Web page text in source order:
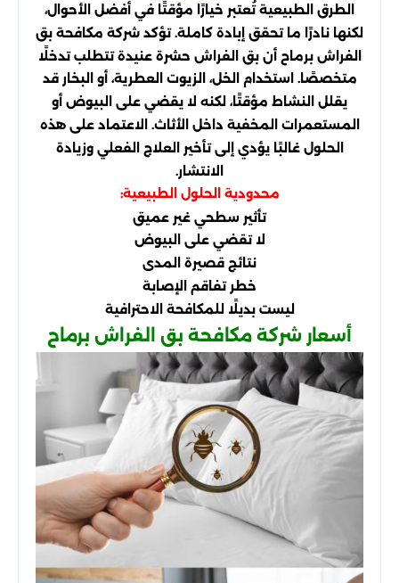
الطرق الطبيعية تُعتبر خيارًا مؤقتًا في أفضل الأحوال،
لكنها نادرًا ما تحقق إبادة كاملة. تؤكد شركة مكافحة بق
الفراش برماح أن بق الفراش حشرة عنيدة تتطلب تدخلًا
متخصصًا. استخدام الخل، الزيوت العطرية، أو البخار قد
يقلل النشاط مؤقتًا، لكنه لا يقضي على البيوض أو
المستعمرات المخفية داخل الأثاث. الاعتماد على هذه
الحلول غالبًا يؤدي إلى تأخير العلاج الفعلي وزيادة
الانتشار.
محدودية الحلول الطبيعية:
تأثير سطحي غير عميق
لا تقضي على البيوض
نتائج قصيرة المدى
خطر تفاقم الإصابة
ليست بديلًا للمكافحة الاحترافية
أسعار شركة مكافحة بق الفراش برماح